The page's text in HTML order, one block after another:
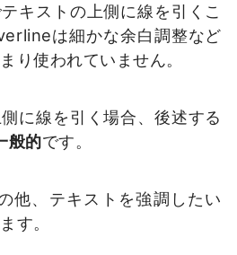
キストの上側に線を引くこ
は細かな余白調整など
り使われていません。
に線を引く場合、後述する
般的です。
他、テキストを強調したい
す。